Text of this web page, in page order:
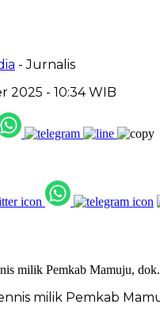
- Jurnalis
2025 - 10:34 WIB
milik Pemkab